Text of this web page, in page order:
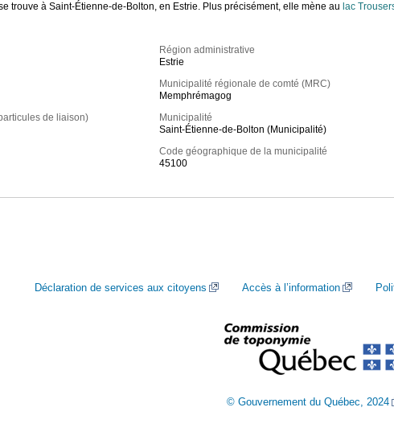
trouve à Saint-Étienne-de-Bolton, en Estrie. Plus précisément, elle mène au lac
de liaison)
Région administrative
Estrie
Municipalité régionale de comté (MRC)
Memphrémagog
Municipalité
Saint-Étienne-de-Bolton (Municipalité)
Code géographique de la municipalité
45100
Déclaration de services aux citoyens Accès à l’information
© Gouvernement du Québec, 2024